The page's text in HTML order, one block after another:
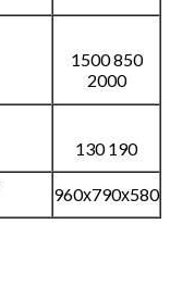
1500 850
2000
130 190
960х790х580